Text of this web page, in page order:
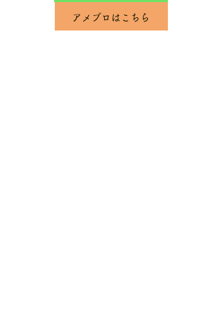
アメブロはこちら